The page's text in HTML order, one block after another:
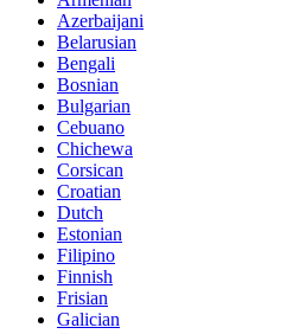
Azerbaijani
Belarusian
Bengali
Bosnian
Bulgarian
Cebuano
Chichewa
Corsican
Croatian
Dutch
Estonian
Filipino
Finnish
Frisian
Galician